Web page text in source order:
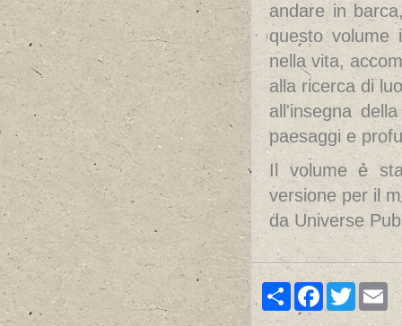
andare in
questo volume
nella vita,
alla ricerca di
all'insegna
paesaggi e
Il volume è
versione per il
da Universe
Share FacebookTwitter